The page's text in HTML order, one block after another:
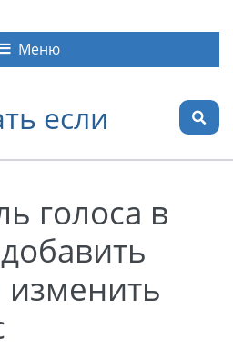
если
Меню
голоса в